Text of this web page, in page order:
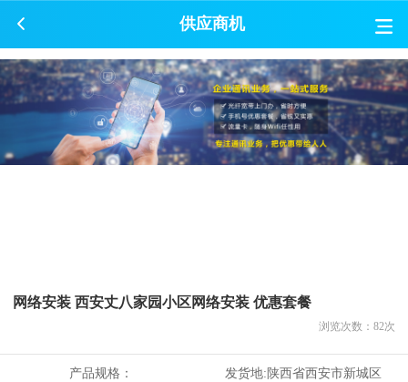
供应商机
网络安装 西安丈八家园小区网络安装 优惠套餐
浏览次数： 82次
产品规格： 发货地:陕西省西安市新城区